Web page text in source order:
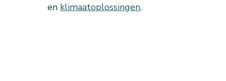
en klimaatoplossingen.